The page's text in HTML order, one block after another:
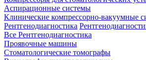
Аспирационные системы
Клинические компрессорно-вакуумные
Рентгенодиагностика
Все Рентгенодиагностика
Проявочные машины
Стоматологические томографы